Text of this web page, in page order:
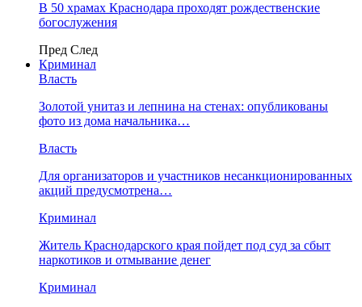
В 50 храмах Краснодара проходят рождественские
богослужения
Пред След
Криминал
Власть
​Золотой унитаз и лепнина на стенах: опубликованы
фото из дома начальника…
Власть
Для организаторов и участников несанкционированных
акций предусмотрена…
Криминал
Житель Краснодарского края пойдет под суд за сбыт
наркотиков и отмывание денег
Криминал